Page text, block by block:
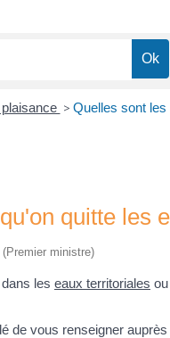
> Quelles sont les
quitte les
ministre)
les eaux territoriales
de vous renseigner